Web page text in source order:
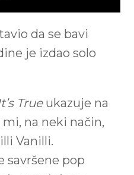
da se bavi
je izdao solo
Trueukazuje na
na neki način,
Vanilli.
savršene pop